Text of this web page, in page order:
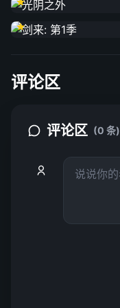
剑来: 第1季
评论区
评论区 (0 条)